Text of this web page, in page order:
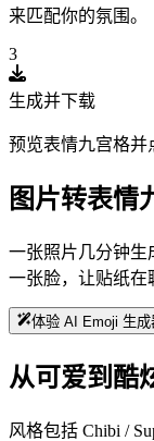
来匹配你的氛围。
3
生成并下载
预览表情九宫格并
图片转表情
一张照片几分钟生
一张脸，让贴纸在
体验 AI Emoji 生成
从可爱到酷
风格包括 Chibi /